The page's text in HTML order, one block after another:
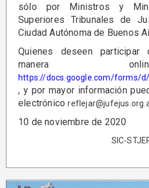
sólo por Ministros y
Superiores Tribunales de
Ciudad Autónoma de Buenos
Quienes deseen participar
manera
https://docs.google.com/forms/d/
, y por mayor información
electrónico
10 de noviembre de 2020
SIC-